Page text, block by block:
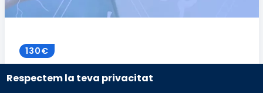
Respectem la teva privacitat
130€
Plans de cures estandarditzats per